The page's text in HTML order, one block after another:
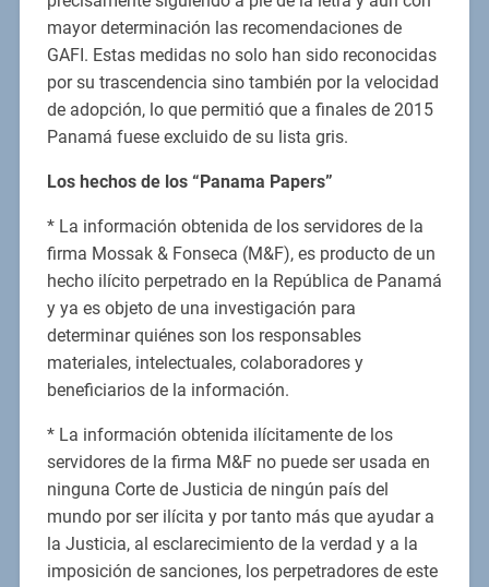
mayor determinación las recomendaciones de
GAFI. Estas medidas no solo han sido reconocidas
por su trascendencia sino también por la velocidad
de adopción, lo que permitió que a finales de 2015
Panamá fuese excluido de su lista gris.
Los hechos de los “Panama Papers”
* La información obtenida de los servidores de la
firma Mossak & Fonseca (M&F), es producto de un
hecho ilícito perpetrado en la República de Panamá
y ya es objeto de una investigación para
determinar quiénes son los responsables
materiales, intelectuales, colaboradores y
beneficiarios de la información.
* La información obtenida ilícitamente de los
servidores de la firma M&F no puede ser usada en
ninguna Corte de Justicia de ningún país del
mundo por ser ilícita y por tanto más que ayudar a
la Justicia, al esclarecimiento de la verdad y a la
imposición de sanciones, los perpetradores de este